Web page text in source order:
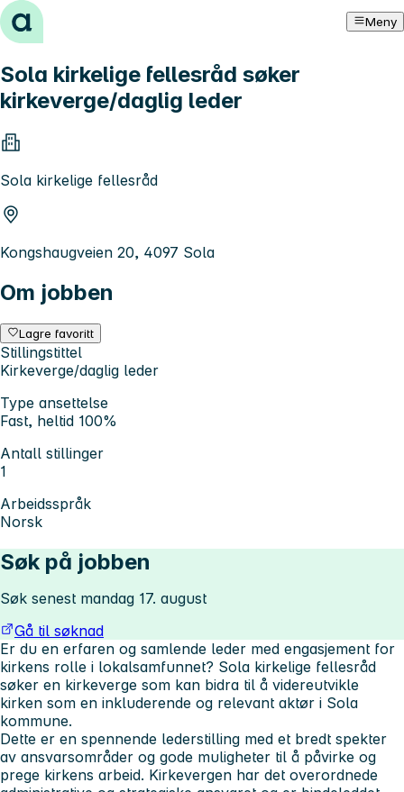
Hopp til innhold Meny
Sola kirkelige fellesråd søker
kirkeverge/daglig leder
Sola kirkelige fellesråd
Kongshaugveien 20, 4097 Sola
Om jobben
Lagre favoritt
Stillingstittel
Kirkeverge/daglig leder
Type ansettelse
Fast, heltid 100%
Antall stillinger
1
Arbeidsspråk
Norsk
Søk på jobben
Søk senest mandag 17. august
Gå til søknad
Er du en erfaren og samlende leder med engasjement for
kirkens rolle i lokalsamfunnet? Sola kirkelige fellesråd
søker en kirkeverge som kan bidra til å videreutvikle
kirken som en inkluderende og relevant aktør i Sola
kommune.
Dette er en spennende lederstilling med et bredt spekter
av ansvarsområder og gode muligheter til å påvirke og
prege kirkens arbeid. Kirkevergen har det overordnede